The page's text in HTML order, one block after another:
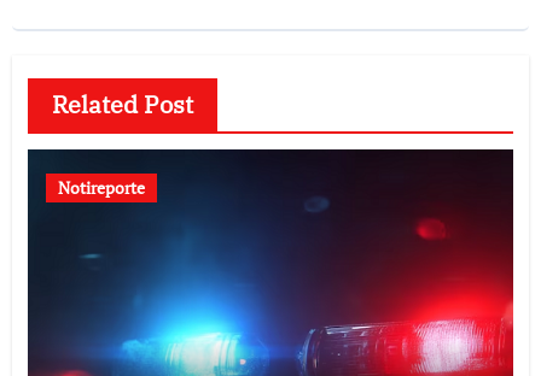
Related Post
Notireporte